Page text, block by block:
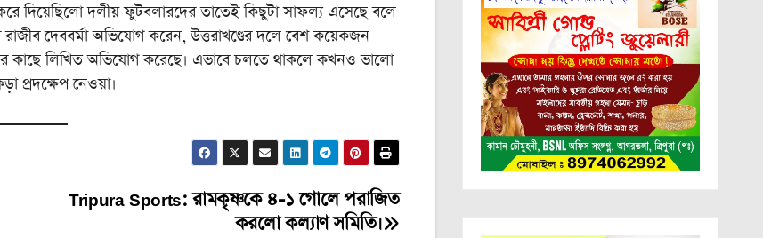
দিয়েছিলো দলীয় ফুটবলারদের তাতেই কিছুটা সাফল্য এসেছে বলে
দেববর্মা অভিযোগ করেন, উত্তরাখণ্ডের দলে বেশ কয়েকজন
কাছে লিখিত অভিযোগ করেছে। এভাবে চলতে থাকলে কখনও ভালো
প্রদক্ষেপ নেওয়া।
Tripura Sports: রামকৃষ্ণকে ৪-১ গোলে পরাজিত
করলো কল্যাণ সমিতি।